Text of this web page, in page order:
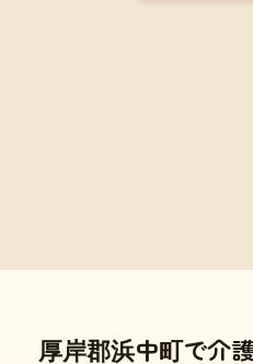
厚岸郡浜中町で介